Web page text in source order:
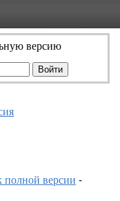
версию
полной версии -